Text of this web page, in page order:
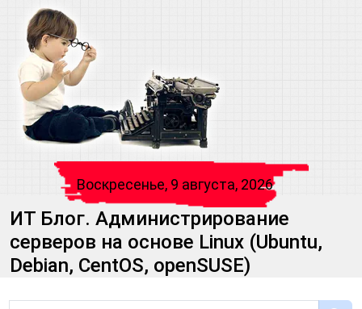
Воскресенье, 9 августа, 2026
ИТ Блог. Администрирование
серверов на основе Linux (Ubuntu,
Debian, CentOS, openSUSE)